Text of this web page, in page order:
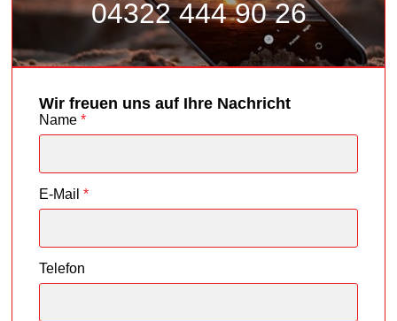
04322 444 90 26
Wir freuen uns auf Ihre Nachricht
Name *
E-Mail *
Telefon